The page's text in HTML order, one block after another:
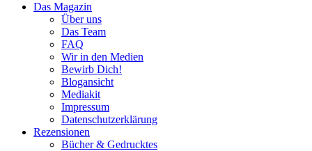
Das Magazin
Über uns
Das Team
FAQ
Wir in den Medien
Bewirb Dich!
Blogansicht
Mediakit
Impressum
Datenschutzerklärung
Rezensionen
Bücher & Gedrucktes